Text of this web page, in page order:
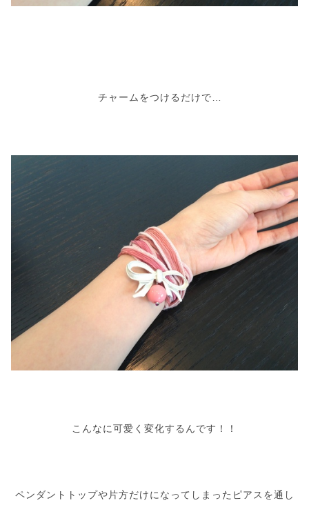
チャームをつけるだけで…
こんなに可愛く変化するんです！！
ペンダントトップや片方だけになってしまったピアスを通し